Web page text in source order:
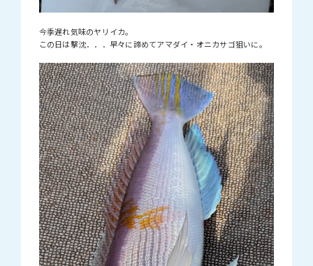
今季遅れ気味のヤリイカ。
この日は撃沈．．．早々に諦めてアマダイ・オニカサゴ狙いに。